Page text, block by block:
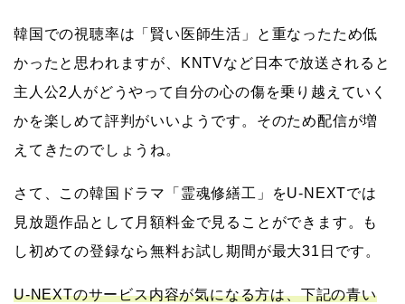
韓国での視聴率は「賢い医師生活」と重なったため低
かったと思われますが、KNTVなど日本で放送されると
主人公2人がどうやって自分の心の傷を乗り越えていく
かを楽しめて評判がいいようです。そのため配信が増
えてきたのでしょうね。
さて、この韓国ドラマ「霊魂修繕工」をU-NEXTでは
見放題作品として月額料金で見ることができます。も
し初めての登録なら無料お試し期間が最大31日です。
U-NEXTのサービス内容が気になる方は、下記の青い